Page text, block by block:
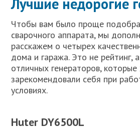
Чтобы вам было проще
сварочного аппарата, мы
расскажем о четырех
дома и гаража. Это не рейтинг,
отличных генераторов,
зарекомендовали себя при
условиях.
Huter DY6500L